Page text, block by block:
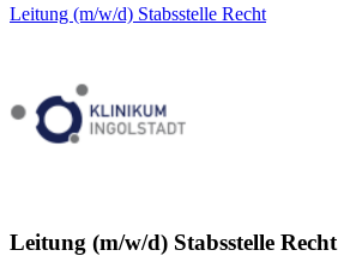
Leitung (m/w/d) Stabsstelle Recht
Leitung (m/w/d) Stabsstelle Recht